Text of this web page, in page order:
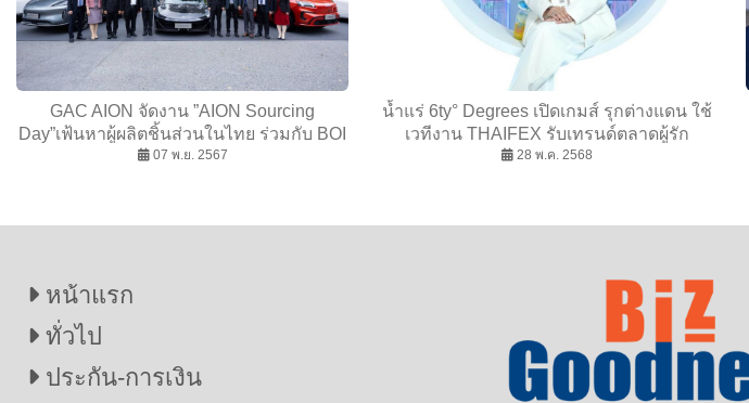
GAC AION จัดงาน ”AION Sourcing
Day”เฟ้นหาผู้ผลิตชิ้นส่วนในไทย ร่วมกับ BOI
07 พ.ย. 2567
น้ำแร่ 6ty° Degrees เปิดเกมส์ รุกต่างแดน ใช้
เวทีงาน THAIFEX รับเทรนด์ตลาดผู้รัก
สุขภาพ
28 พ.ค. 2568
หน้าแรก
ทั่วไป
ประกัน-การเงิน